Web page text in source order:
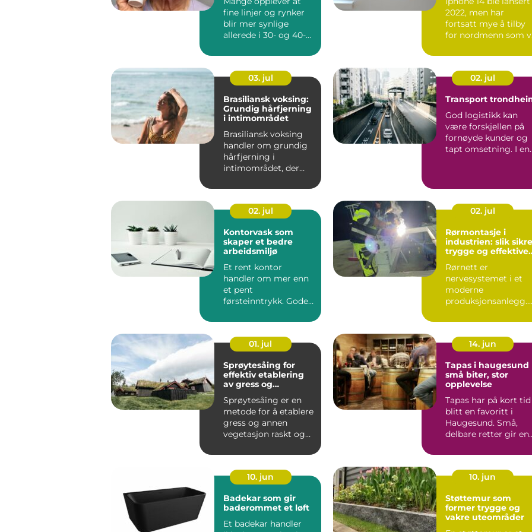
fine linjer og rynker
blir mer synlige
allerede i 30- og 40-
sp...
2022, men har
fortsatt mye å tilby
for nordmenn som
03. jul
Brasiliansk voksing:
Grundig hårfjerning
i intimområdet
Brasiliansk voksing
handler om grundig
hårfjerning i
intimområdet, der
02. jul
Transport
God logistikk kan
være forskjellen på
fornøyde kunder og
tapt omsetning. I en
02. jul
Kontorvask som
skaper et bedre
arbeidsmiljø
Et rent kontor
handler om mer enn
et pent
førsteinntrykk. Gode
kan bidra til ...
02. jul
Rørmontasje i
industrien: slik
trygge og effektive
Rørnett er
nervesystemet i et
moderne
produksjonsanlegg.
rørmontasje stopper
både ...
01. jul
Sprøytesåing for
effektiv etablering
av gress og
Sprøytesåing er en
metode for å etablere
gress og annen
vegetasjon raskt og
og...
14. jun
Tapas i haugesund
små biter, stor
opplevelse
Tapas har på kort tid
blitt en favoritt i
Haugesund. Små,
delbare retter gir en
o...
10. jun
Badekar som gir
baderommet et løft
Et badekar handler
10. jun
Støttemur som
former trygge og
vakre uteområder